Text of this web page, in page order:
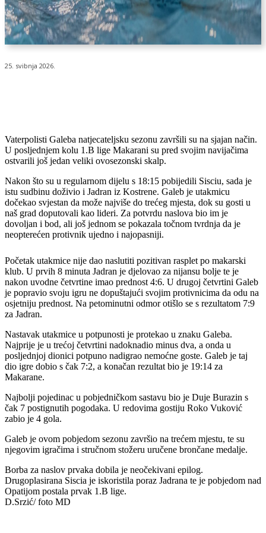
25. svibnja 2026.
Vaterpolisti Galeba natjecateljsku sezonu završili su na sjajan način.
U posljednjem kolu 1.B lige Makarani su pred svojim navijačima
ostvarili još jedan veliki ovosezonski skalp.
Nakon što su u regularnom dijelu s 18:15 pobijedili Sisciu, sada je
istu sudbinu doživio i Jadran iz Kostrene. Galeb je utakmicu
dočekao svjestan da može najviše do trećeg mjesta, dok su gosti u
naš grad doputovali kao lideri. Za potvrdu naslova bio im je
dovoljan i bod, ali još jednom se pokazala točnom tvrdnja da je
neopterećen protivnik ujedno i najopasniji.
Početak utakmice nije dao naslutiti pozitivan rasplet po makarski
klub. U prvih 8 minuta Jadran je djelovao za nijansu bolje te je
nakon uvodne četvrtine imao prednost 4:6. U drugoj četvrtini Galeb
je popravio svoju igru ne dopuštajući svojim protivnicima da odu na
osjetniju prednost. Na petominutni odmor otišlo se s rezultatom 7:9
za Jadran.
Nastavak utakmice u potpunosti je protekao u znaku Galeba.
Najprije je u trećoj četvrtini nadoknadio minus dva, a onda u
posljednjoj dionici potpuno nadigrao nemoćne goste. Galeb je taj
dio igre dobio s čak 7:2, a konačan rezultat bio je 19:14 za
Makarane.
Najbolji pojedinac u pobjedničkom sastavu bio je Duje Burazin s
čak 7 postignutih pogodaka. U redovima gostiju Roko Vuković
zabio je 4 gola.
Galeb je ovom pobjedom sezonu završio na trećem mjestu, te su
njegovim igračima i stručnom stožeru uručene brončane medalje.
Borba za naslov prvaka dobila je neočekivani epilog.
Drugoplasirana Siscia je iskoristila poraz Jadrana te je pobjedom nad
Opatijom postala prvak 1.B lige.
D.Srzić/ foto MD